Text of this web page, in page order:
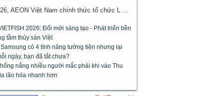
AEON Việt Nam chính thức tổ chức L ...
2026: Đổi mới sáng tạo - Phát triển bền
tầm thủy sản Việt
có 4 tính năng tưởng tiện nhưng lại
ngày, bạn đã tắt chưa?
nắng nhiều người mắc phải khi vào Thu
lão hóa nhanh hơn